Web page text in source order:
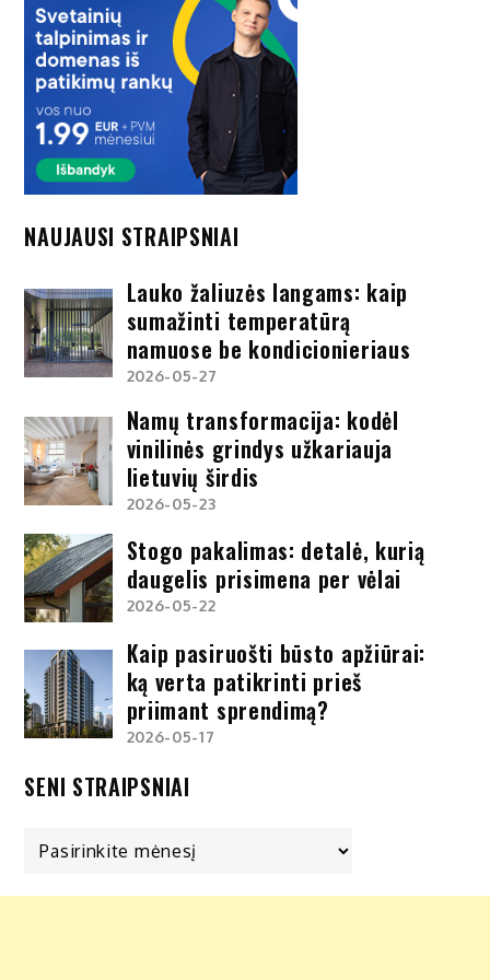
NAUJAUSI STRAIPSNIAI
Lauko žaliuzės langams: kaip
sumažinti temperatūrą
namuose be kondicionieriaus
2026-05-27
Namų transformacija: kodėl
vinilinės grindys užkariauja
lietuvių širdis
2026-05-23
Stogo pakalimas: detalė, kurią
daugelis prisimena per vėlai
2026-05-22
Kaip pasiruošti būsto apžiūrai:
ką verta patikrinti prieš
priimant sprendimą?
2026-05-17
SENI STRAIPSNIAI